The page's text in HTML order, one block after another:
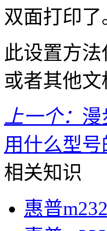
双面打印了
此设置方
或者其他
上一个： 漫
用什么型号
相关知识
惠普